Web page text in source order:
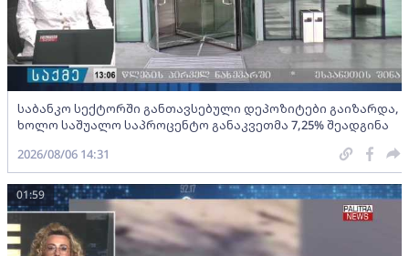
საბანკო სექტორში განთავსებული დეპოზიტები გაიზარდა,
ხოლო საშუალო საპროცენტო განაკვეთმა 7,25% შეადგინა
2026/08/06 14:31
01:59